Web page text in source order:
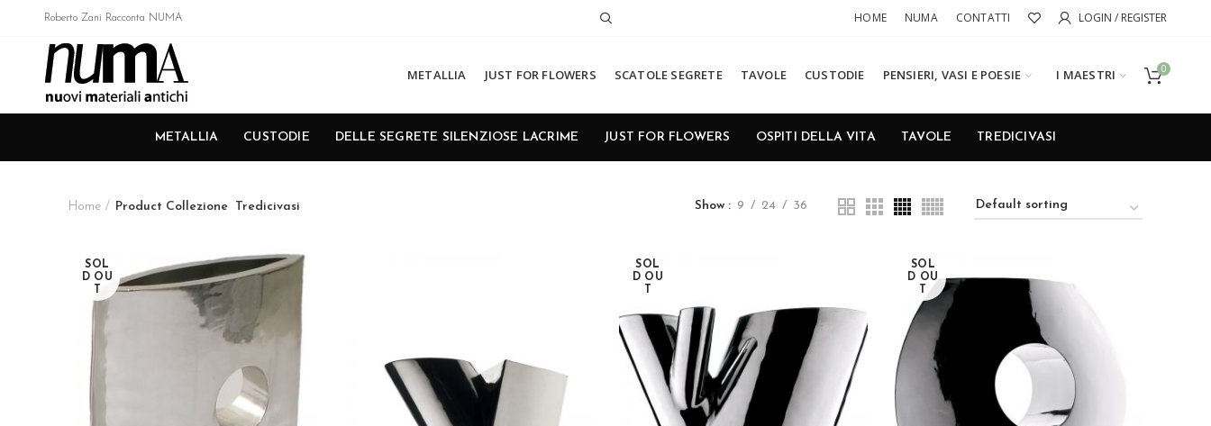
Roberto Zani Racconta NUMA HOME NUMA CONTATTI LOGIN / REGISTER
METALLIA JUST FOR FLOWERS SCATOLE SEGRETE TAVOLE CUSTODIE PENSIERI, VASI E POESIE I MAESTRI 0
METALLIA CUSTODIE DELLE SEGRETE SILENZIOSE LACRIME JUST FOR FLOWERS OSPITI DELLA VITA TAVOLE TREDICIVASI
Home Product Collezione Tredicivasi Show 9 24 36
SOL
D OU
SOL
D OU
SOL
D OU